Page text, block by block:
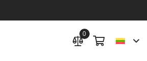
0